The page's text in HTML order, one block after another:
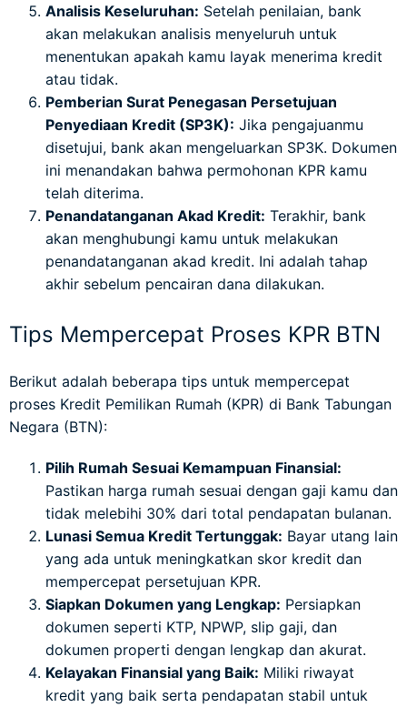
Analisis Keseluruhan: Setelah penilaian, bank
akan melakukan analisis menyeluruh untuk
menentukan apakah kamu layak menerima kredit
atau tidak.
Pemberian Surat Penegasan Persetujuan
Penyediaan Kredit (SP3K): Jika pengajuanmu
disetujui, bank akan mengeluarkan SP3K. Dokumen
ini menandakan bahwa permohonan KPR kamu
telah diterima.
Penandatanganan Akad Kredit: Terakhir, bank
akan menghubungi kamu untuk melakukan
penandatanganan akad kredit. Ini adalah tahap
akhir sebelum pencairan dana dilakukan.
Tips Mempercepat Proses KPR BTN
Berikut adalah beberapa tips untuk mempercepat
proses Kredit Pemilikan Rumah (KPR) di Bank Tabungan
Negara (BTN):
Pilih Rumah Sesuai Kemampuan Finansial:
Pastikan harga rumah sesuai dengan gaji kamu dan
tidak melebihi 30% dari total pendapatan bulanan.
Lunasi Semua Kredit Tertunggak: Bayar utang lain
yang ada untuk meningkatkan skor kredit dan
mempercepat persetujuan KPR.
Siapkan Dokumen yang Lengkap: Persiapkan
dokumen seperti KTP, NPWP, slip gaji, dan
dokumen properti dengan lengkap dan akurat.
Kelayakan Finansial yang Baik: Miliki riwayat
kredit yang baik serta pendapatan stabil untuk